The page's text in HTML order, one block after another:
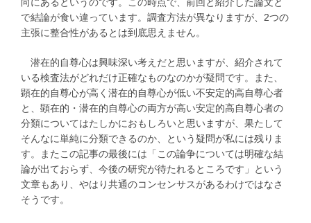
向にあるというのです。この時点で、前回と紹介した論文と
で結論が食い違っています。調査方法が異なりますが、2つの
主張に整合性があるとは到底思えません。
潜在的自尊心は興味深い考えだと思いますが、紹介されて
いる検査法がどれだけ正確なものなのかが疑問です。また、
顕在的自尊心が高く潜在的自尊心が低い不安定的高自尊心者
と、顕在的・潜在的自尊心の両方が高い安定的高自尊心者の
分類についてはたしかにおもしろいと思いますが、果たして
そんなに単純に分類できるのか、という疑問が私には残りま
す。またこの記事の最後には「この論争については明確な結
論が出ておらず、今後の研究が待たれるところです」という
文章もあり、やはり共通のコンセンサスがあるわけではなさ
そうです。